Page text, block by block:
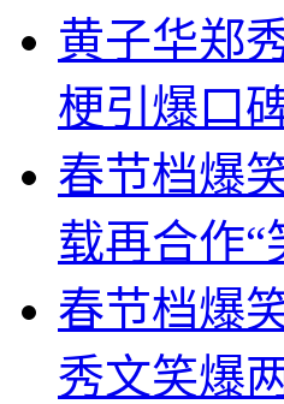
黄子华郑
梗引爆口
春节档爆
载再合作“
春节档爆
秀文笑爆